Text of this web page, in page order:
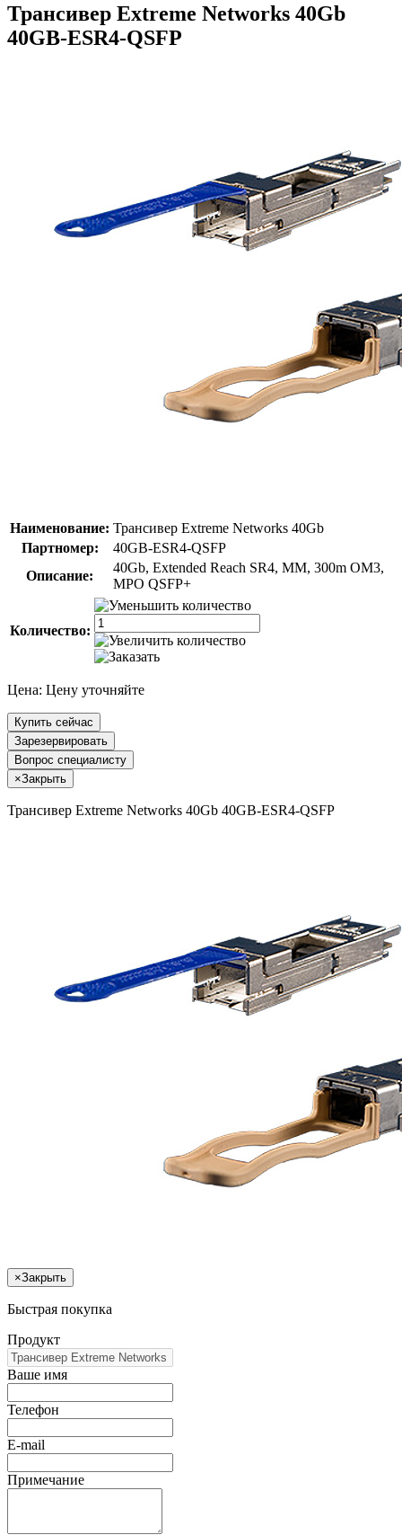
Трансивер Extreme Networks 40Gb
40GB-ESR4-QSFP
Наименование: Трансивер Extreme Networks 40Gb
Партномер:
40GB-ESR4-QSFP
Описание:
40Gb, Extended Reach SR4, MM, 300m OM3,
MPO QSFP+
Количество:
Цена: Цену уточняйте
Купить сейчас
Зарезервировать
Вопрос специалисту
×Закрыть
Трансивер Extreme Networks 40Gb 40GB-ESR4-QSFP
×Закрыть
Быстрая покупка
Продукт
Ваше имя
Телефон
E-mail
Примечание